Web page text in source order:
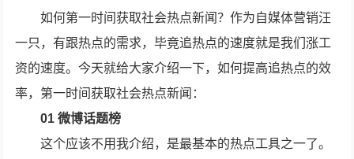
如何第一时间获取社会热点新闻？作为自媒体营销汪
一只，有跟热点的需求，毕竟追热点的速度就是我们涨工
资的速度。今天就给大家介绍一下，如何提高追热点的效
率，第一时间获取社会热点新闻：
01 微博话题榜
这个应该不用我介绍，是最基本的热点工具之一了。